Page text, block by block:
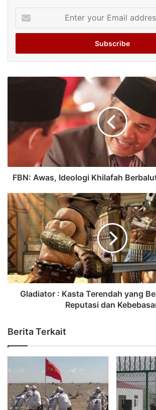
your
Email
FBN: Awas, Ideologi Khilafah
Gladiator : Kasta Terendah yang
Reputasi dan
Berita Terkait